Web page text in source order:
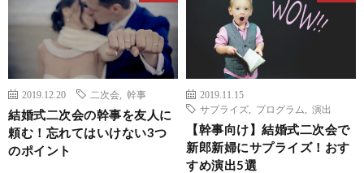
2019.12.20 二次会 幹事
結婚式二次会の幹事を友人に
頼む！忘れてはいけない3つ
のポイント
2019.11.15
サプライズ
プログラム 演出
【幹事向け】結婚式二次会で
新郎新婦にサプライズ！おす
すめ演出5選